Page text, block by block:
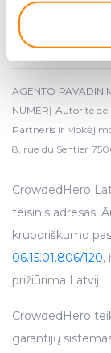
location
Identify
specific
Find out more
and set your
We use
advertising.
Prancūzijoje 2012
AGENTO
NUMERĮ Autorité
Partneris ir
8, rue du Sentier
CrowdedHero
teisinis adresas:
kruporiškumo
06.15.01.806/120,
prižiūrima Latvij
CrowdedHero
garantijų